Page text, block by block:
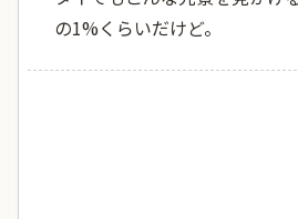
の1%くらいだけど。